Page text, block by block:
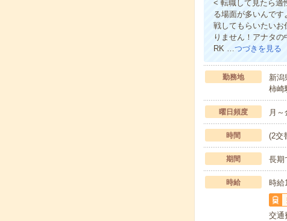
< 転職して見たら適
る場面が多いんで
戦してもらいたいお
りません！アナタ
RK …つづきを見る
勤務地
新潟
柿崎
曜日頻度 月～
時間 (2交
期間 長期
時給 時給
交通